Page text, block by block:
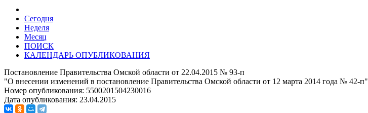
Сегодня
Неделя
Месяц
ПОИСК
КАЛЕНДАРЬ ОПУБЛИКОВАНИЯ
Постановление Правительства Омской области от 22.04.2015 № 93-п
"О внесении изменений в постановление Правительства Омской области от 12 марта 2014 года № 42-п"
Номер опубликования: 5500201504230016
Дата опубликования: 23.04.2015